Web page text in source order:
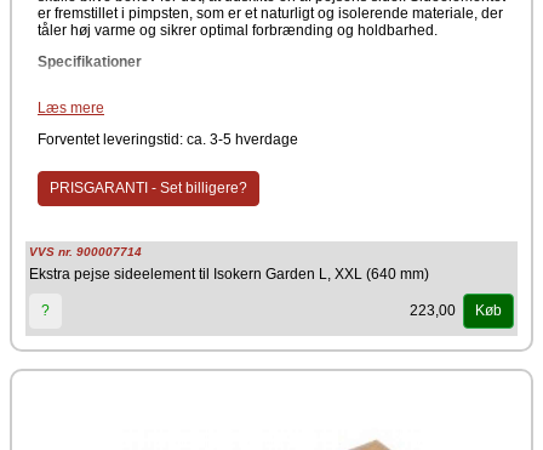
er fremstillet i pimpsten, som er et naturligt og isolerende materiale, der
tåler høj varme og sikrer optimal forbrænding og holdbarhed.
Specifikationer
Mål: 640 mm
Anvendelse: Udskiftning eller udvidelse af pejsens sider
Passer til: Isokern Garden L og XXL
Sideelementet er udviklet til udendørs anvendelse og sikrer lang
pejsens konstruktion.
Producent
Læs mere
Forventet leveringstid: ca. 3-5 hverdage
PRISGARANTI - Set billigere?
VVS nr. 900007714
Ekstra pejse sideelement til Isokern Garden L, XXL (640 mm)
? 223,00 Køb